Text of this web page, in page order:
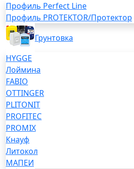
Профиль Perfect Line
Профиль PROTEKTOR/Протектор
Грунтовка
HYGGE
Лоймина
FABIO
OTTINGER
PLITONIT
PROFITEC
PROMIX
Кнауф
Литокол
МАПЕИ